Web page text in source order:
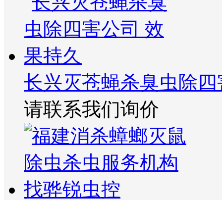
长兴灭苍蝇杀臭虫除
请联系我们询价